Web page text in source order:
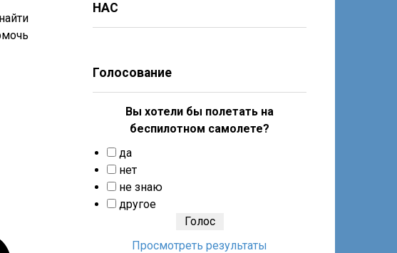
НАС
Голосование
Вы хотели бы полетать на
беспилотном самолете?
да
нет
не знаю
другое
Просмотреть результаты